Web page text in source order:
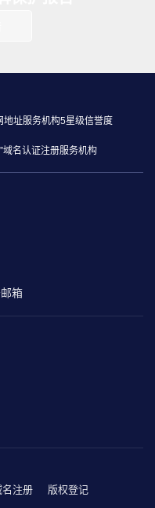
地址服务机构5星级信誉度
域名认证注册服务机构
箱
名注册 版权登记